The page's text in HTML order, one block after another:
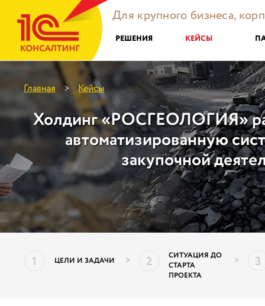
Для крупного бизнеса,
РЕШЕНИЯ КЕЙСЫ
Главная > Кейсы
Холдинг «РОСГЕОЛОГИЯ»
автоматизированную
закупочной
1 ЦЕЛИ И ЗАДАЧИ > 2
СИТУАЦИЯ ДО
СТАРТА
ПРОЕКТА
> 3